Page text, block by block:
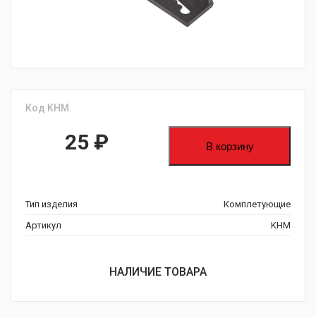
Код KHM
25 ₽ В корзину
Тип изделия
Комплетующие
Артикул
KHM
НАЛИЧИЕ ТОВАРА